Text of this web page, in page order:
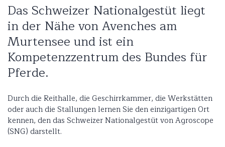
Das Schweizer Nationalgestüt liegt
in der Nähe von Avenches am
Murtensee und ist ein
Kompetenzzentrum des Bundes für
Pferde.
Durch die Reithalle, die Geschirrkammer, die Werkstätten
oder auch die Stallungen lernen Sie den einzigartigen Ort
kennen, den das Schweizer Nationalgestüt von Agroscope
(SNG) darstellt.